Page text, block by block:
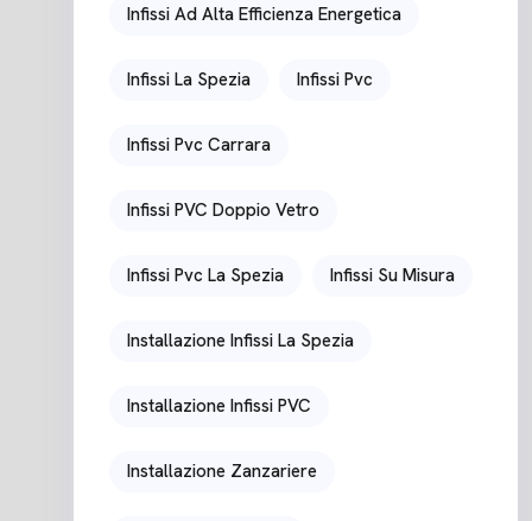
Infissi Ad Alta Efficienza Energetica
Infissi La Spezia Infissi Pvc
Infissi Pvc Carrara
Infissi PVC Doppio Vetro
Infissi Pvc La Spezia Infissi Su Misura
Installazione Infissi La Spezia
Installazione Infissi PVC
Installazione Zanzariere